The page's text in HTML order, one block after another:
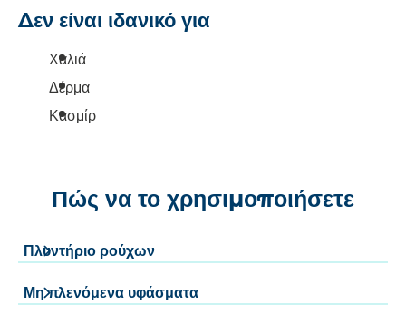
Δεν είναι ιδανικό για
Χαλιά
Δέρμα
Κασμίρ
Πώς να το χρησιμοποιήσετε
Πλυντήριο ρούχων
Μη πλενόμενα υφάσματα